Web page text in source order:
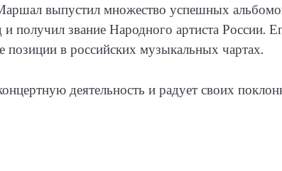
выпустил множество успешных
получил звание Народного артиста России.
в российских музыкальных чартах.
деятельность и радует своих